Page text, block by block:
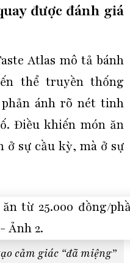
được đánh giá
Atlas mô tả bánh
thể truyền thống
ánh rõ nét tinh
Điều khiến món ăn
ở sự cầu kỳ, mà ở sự
cảm giác “đã miệng”